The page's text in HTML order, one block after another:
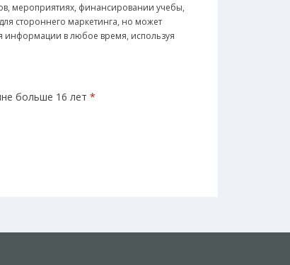
мероприятиях, финансировании учебы,
стороннего маркетинга, но может
информации в любое время, используя
больше 16 лет *